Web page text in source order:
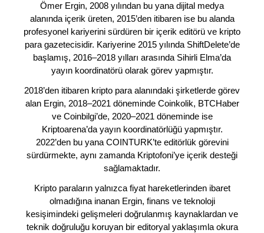
Ömer Ergin, 2008 yılından bu yana dijital medya
alanında içerik üreten, 2015’den itibaren ise bu alanda
profesyonel kariyerini sürdüren bir içerik editörü ve kripto
para gazetecisidir. Kariyerine 2015 yılında ShiftDelete’de
başlamış, 2016–2018 yılları arasında Sihirli Elma’da
yayın koordinatörü olarak görev yapmıştır.
2018’den itibaren kripto para alanındaki şirketlerde görev
alan Ergin, 2018–2021 döneminde Coinkolik, BTCHaber
ve Coinbilgi’de, 2020–2021 döneminde ise
Kriptoarena’da yayın koordinatörlüğü yapmıştır.
2022’den bu yana COINTURK’te editörlük görevini
sürdürmekte, aynı zamanda Kriptofoni’ye içerik desteği
sağlamaktadır.
Kripto paraların yalnızca fiyat hareketlerinden ibaret
olmadığına inanan Ergin, finans ve teknoloji
kesişimindeki gelişmeleri doğrulanmış kaynaklardan ve
teknik doğruluğu koruyan bir editoryal yaklaşımla okura